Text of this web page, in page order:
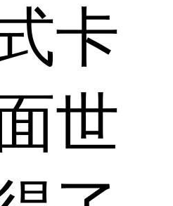
卡
世